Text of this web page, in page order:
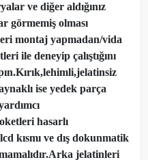
ve diğer aldığınız
görmemiş olması
montaj yapmadan/vida
ile deneyip çalıştığını
ise yedek parça
hasarlı
kısmı ve dış dokunmatik
jelatinleri